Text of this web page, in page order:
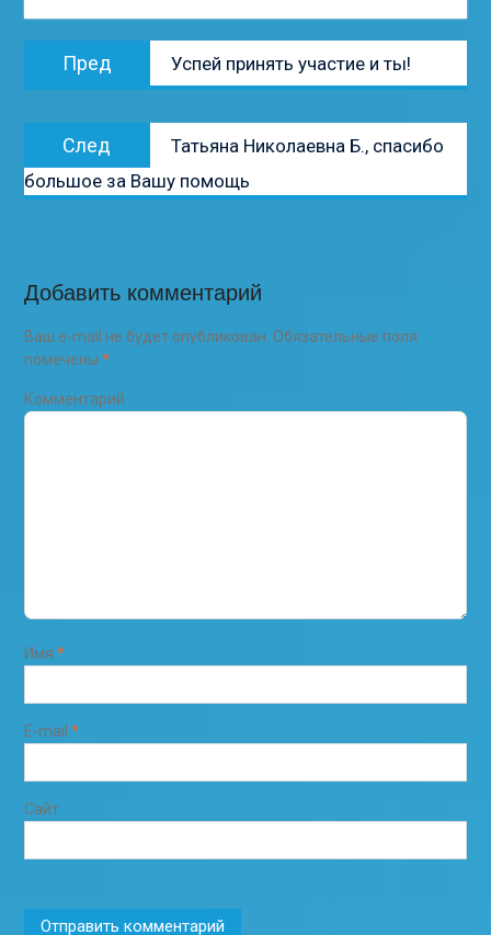
Навигация
Пред
Предыдущая
запись:
Успей принять участие и ты!
След
Следующая
запись:
Татьяна Николаевна Б., спасибо
большое за Вашу помощь
Добавить комментарий
Ваш e-mail не будет опубликован. Обязательные поля
помечены *
Комментарий
Имя *
E-mail *
Сайт